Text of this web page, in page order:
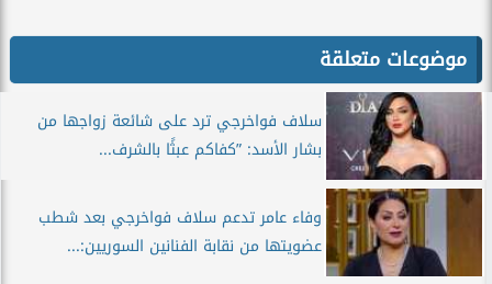
موضوعات متعلقة
سلاف فواخرجي ترد على شائعة زواجها من
بشار الأسد: ”كفاكم عبثًا بالشرف...
وفاء عامر تدعم سلاف فواخرجي بعد شطب
عضويتها من نقابة الفنانين السوريين:...